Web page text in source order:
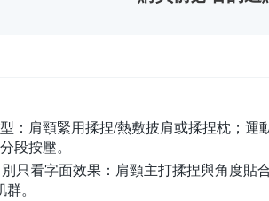
： 肩頸緊用揉捏/熱敷披肩或揉捏枕；運
段按壓。
只看字面效果： 肩頸主打揉捏與角度貼
。